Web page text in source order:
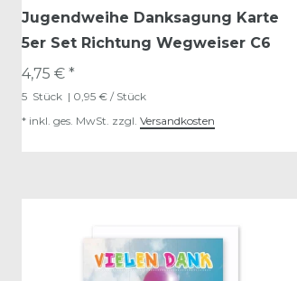
Jugendweihe Danksagung Karte
5er Set Richtung Wegweiser C6
4,75 € *
5 Stück | 0,95 € / Stück
* inkl. ges. MwSt. zzgl. Versandkosten